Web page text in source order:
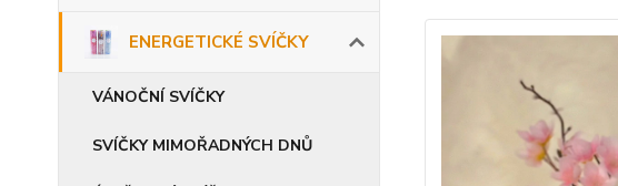
ENERGETICKÉ SVÍČKY
VÁNOČNÍ SVÍČKY
SVÍČKY MIMOŘADNÝCH DNŮ